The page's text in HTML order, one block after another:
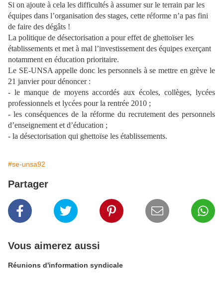
Si on ajoute à cela les difficultés à assumer sur le terrain par les
équipes dans l’organisation des stages, cette réforme n’a pas fini
de faire des dégâts !
La politique de désectorisation a pour effet de ghettoïser les
établissements et met à mal l’investissement des équipes exerçant
notamment en éducation prioritaire.
Le SE-UNSA appelle donc les personnels à se mettre en grève le
21 janvier pour dénoncer :
- le manque de moyens accordés aux écoles, collèges, lycées
professionnels et lycées pour la rentrée 2010 ;
- les conséquences de la réforme du recrutement des personnels
d’enseignement et d’éducation ;
- la désectorisation qui ghettoïse les établissements.
#se-unsa92
Partager
Vous aimerez aussi
Réunions d'information syndicale